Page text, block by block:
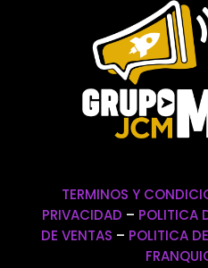
TERMINOS Y
PRIVACIDAD – POLITICA
DE VENTAS – POLITICA